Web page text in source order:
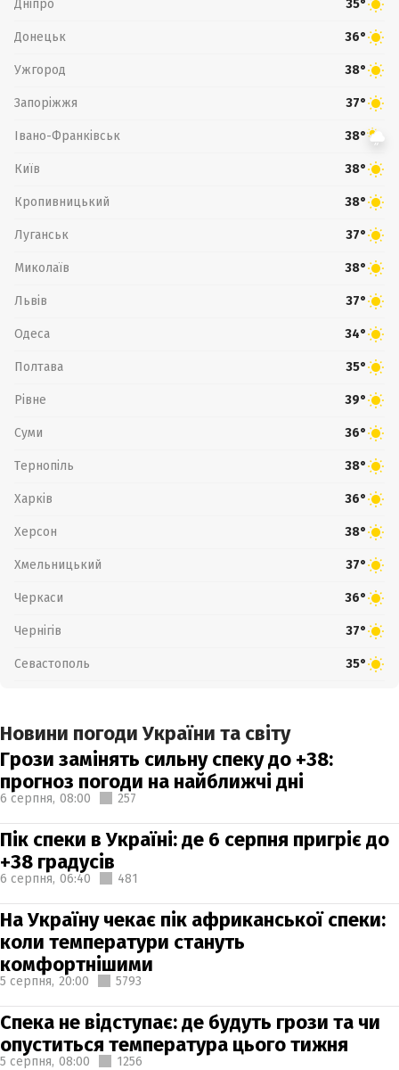
Дніпро 35°
Донецьк 36°
Ужгород 38°
Запоріжжя 37°
Івано-Франківськ 38°
Київ 38°
Кропивницький 38°
Луганськ 37°
Миколаїв 38°
Львів 37°
Одеса 34°
Полтава 35°
Рівне 39°
Суми 36°
Тернопіль 38°
Харків 36°
Херсон 38°
Хмельницький 37°
Черкаси 36°
Чернігів 37°
Севастополь 35°
Новини погоди України та світу
Грози замінять сильну спеку до +38:
прогноз погоди на найближчі дні
6 серпня, 08:00 257
Пік спеки в Україні: де 6 серпня пригріє до
+38 градусів
6 серпня, 06:40 481
На Україну чекає пік африканської спеки:
коли температури стануть
комфортнішими
5 серпня, 20:00 5793
Спека не відступає: де будуть грози та чи
опуститься температура цього тижня
5 серпня, 08:00 1256